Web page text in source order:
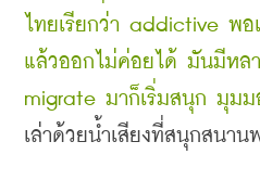
ไทยเรียกว่า addictive พอ
แล้วออกไม่ค่อยได้ มันมีหล
migrate มาก็เริ่มสนุก มุมม
เล่าด้วยน้ำเสียงที่สนุกสนาน